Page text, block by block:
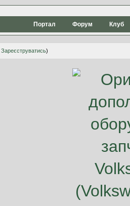
Портал Форум Клуб
Зареєструватись)